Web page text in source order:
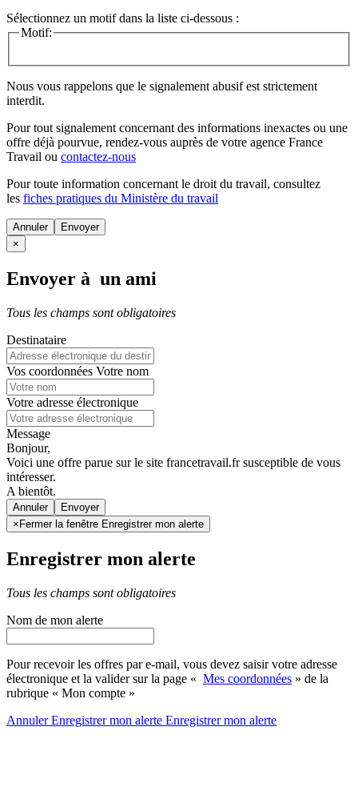
Sélectionnez un motif dans la liste ci-dessous :
Motif:
Nous vous rappelons que le signalement abusif est strictement
interdit.
Pour tout signalement concernant des informations inexactes ou une
offre déjà pourvue, rendez-vous auprès de votre agence France
Travail ou contactez-nous
Pour toute information concernant le droit du travail, consultez
les fiches pratiques du Ministère du travail
Annuler
×
Envoyer à un ami
Tous les champs sont obligatoires
Destinataire
Vos coordonnées Votre nom
Votre adresse électronique
Message
Bonjour,
Voici une offre parue sur le site francetravail.fr susceptible de vous
intéresser.
A bientôt.
Annuler
× Fermer la fenêtre Enregistrer mon alerte
Enregistrer mon alerte
Tous les champs sont obligatoires
Nom de mon alerte
Pour recevoir les offres par e-mail, vous devez saisir votre adresse
électronique et la valider sur la page « Mes coordonnées » de la
rubrique « Mon compte »
AnnulerEnregistrer mon alerte Enregistrermon alerte